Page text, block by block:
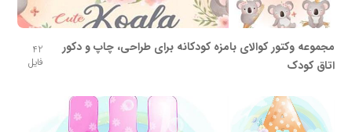
مجموعه وکتور کوالای بامزه کودکانه برای طراحی، چاپ و دکور
اتاق کودک
42
فایل